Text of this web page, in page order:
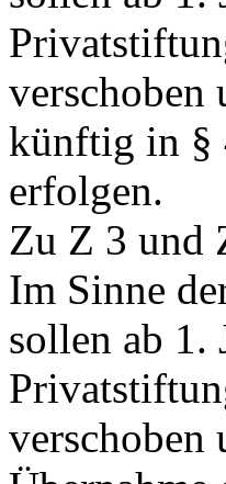
verschoben
künftig in §
erfolgen.
Zu Z 3 und
Im Sinne
sollen ab 1.
verschoben